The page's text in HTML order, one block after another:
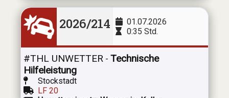
2026/214
01.07.2026
0:35 Std.
#THL UNWETTER - Technische
Hilfeleistung
Stockstadt
LF 20